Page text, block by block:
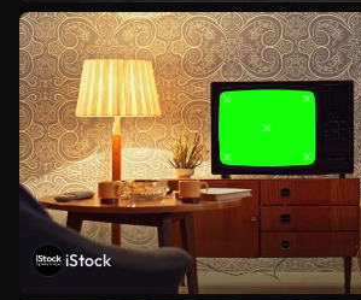
iStock